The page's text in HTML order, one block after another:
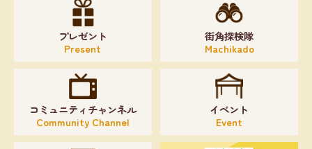
プレゼント
Present
街角探検隊
Machikado
コミュニティチャンネル
Community Channel
イベント
Event